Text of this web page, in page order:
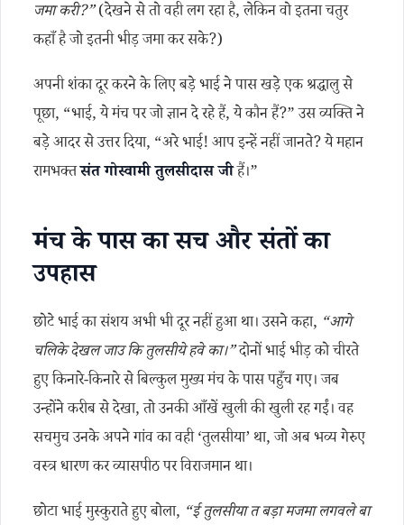
जमा करी?”(देखने से तो वही लग रहा है, लेकिन वो इतना चतुर
कहाँ है जो इतनी भीड़ जमा कर सके?)
अपनी शंका दूर करने के लिए बड़े भाई ने पास खड़े एक श्रद्धालु से
पूछा, “भाई, ये मंच पर जो ज्ञान दे रहे हैं, ये कौन हैं?” उस व्यक्ति ने
बड़े आदर से उत्तर दिया, “अरे भाई! आप इन्हें नहीं जानते? ये महान
रामभक्तसंत गोस्वामी तुलसीदास जीहैं।”
मंच के पास का सच और संतों का
उपहास
छोटे भाई का संशय अभी भी दूर नहीं हुआ था। उसने कहा, “आगे
चलिके देखल जाउ कि तुलसीये हवे का।”दोनों भाई भीड़ को चीरते
हुए किनारे-किनारे से बिल्कुल मुख्य मंच के पास पहुँच गए। जब
उन्होंने करीब से देखा, तो उनकी आँखें खुली की खुली रह गईं। वह
सचमुच उनके अपने गांव का वही ‘तुलसीया’ था, जो अब भव्य गेरुए
वस्त्र धारण कर व्यासपीठ पर विराजमान था।
छोटा भाई मुस्कुराते हुए बोला, “ई तुलसीया त बड़ा मजमा लगवले बा